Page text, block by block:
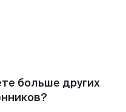
больше других